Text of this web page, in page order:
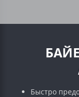
Быстро